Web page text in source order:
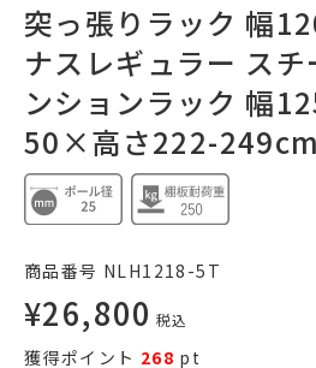
突っ張りラック 幅
ナスレギュラー ス
ンションラック 幅
50×高さ222-
商品番号 NLH1218-5T
¥26,800 税込
獲得ポイント 268 pt